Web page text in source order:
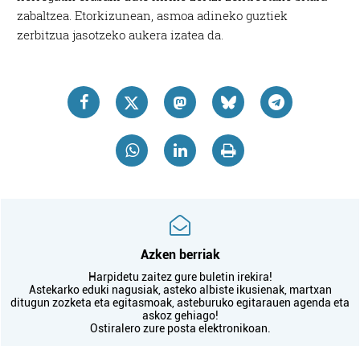
zabaltzea. Etorkizunean, asmoa adineko guztiek
zerbitzua jasotzeko aukera izatea da.
Azken berriak
Harpidetu zaitez gure buletin irekira!
Astekarko eduki nagusiak, asteko albiste ikusienak, martxan
ditugun zozketa eta egitasmoak, asteburuko egitarauen agenda eta
askoz gehiago!
Ostiralero zure posta elektronikoan.